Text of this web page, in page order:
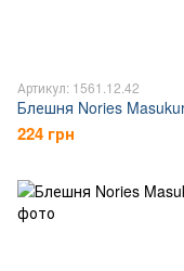
Артикул: 1561.12.42
Блешня Nories
224 грн